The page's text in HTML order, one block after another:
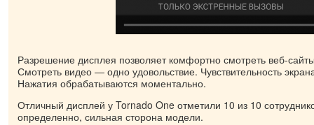
Разрешение дисплея позволяет комфортно смотреть веб-
Смотреть видео — одно удовольствие. Чувствительность
Нажатия обрабатываются моментально.
Отличный дисплей у Tornado One отметили 10 из 10
определенно, сильная сторона модели.